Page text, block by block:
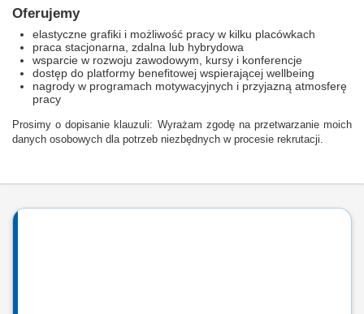
Oferujemy
elastyczne grafiki i możliwość pracy w kilku placówkach
praca stacjonarna, zdalna lub hybrydowa
wsparcie w rozwoju zawodowym, kursy i konferencje
dostęp do platformy benefitowej wspierającej wellbeing
nagrody w programach motywacyjnych i przyjazną atmosferę
pracy
Prosimy o dopisanie klauzuli: Wyrażam zgodę na przetwarzanie moich
danych osobowych dla potrzeb niezbędnych w procesie rekrutacji.